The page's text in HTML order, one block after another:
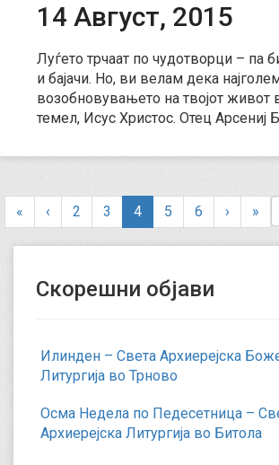
14 Август, 2015
Луѓето трчаат по чудотворци – па
и бајачи. Но, ви велам дека
возобновувањето на твојот живот
темел, Исус Христос. Отец Арсениј
« ‹ 2 3 4(
c
u
t
)
5 6 › »
Скорешни објави
Илинден – Света Архиерејска
Литургија во Трново
Осма Недела по Педесетница –
Архиерејска Литургија во Битола